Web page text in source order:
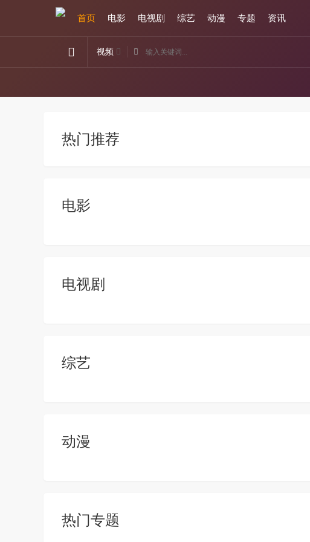
首页 电影 电视剧 综艺 动漫 专题 资讯
视频
热门推荐
电影
电视剧
综艺
动漫
热门专题